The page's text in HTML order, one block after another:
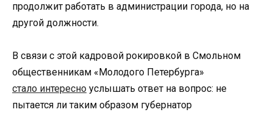
продолжит работать в администрации города, но на
другой должности.
В связи с этой кадровой рокировкой в Смольном
общественникам «Молодого Петербурга»
стало интересно услышать ответ на вопрос: не
пытается ли таким образом губернатор